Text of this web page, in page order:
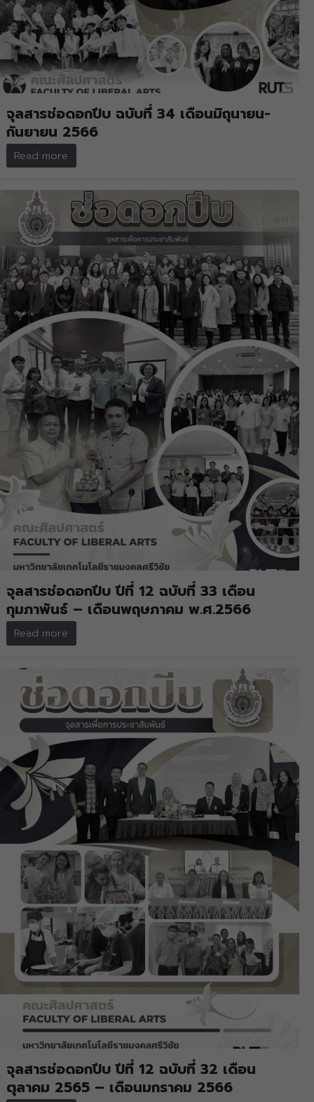
จุลสารช่อดอกปีบ ฉบับที่ 34 เดือนมิถุนายน-
กันยายน 2566
Read more
จุลสารช่อดอกปีบ ปีที่ 12 ฉบับที่ 33 เดือน
กุมภาพันธ์ – เดือนพฤษภาคม พ.ศ.2566
Read more
จุลสารช่อดอกปีบ ปีที่ 12 ฉบับที่ 32 เดือน
ตุลาคม 2565 – เดือนมกราคม 2566